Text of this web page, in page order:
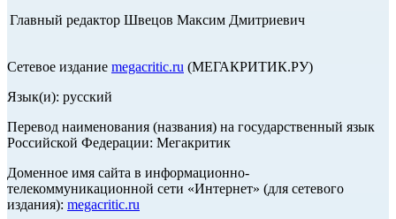
Главный редактор Швецов Максим Дмитриевич
Сетевое издание megacritic.ru (МЕГАКРИТИК.РУ)
Язык(и): русский
Перевод наименования (названия) на государственный язык
Российской Федерации: Мегакритик
Доменное имя сайта в информационно-
телекоммуникационной сети «Интернет» (для сетевого
издания): megacritic.ru